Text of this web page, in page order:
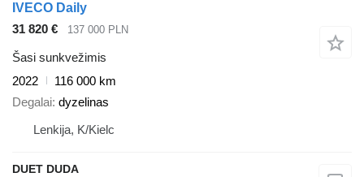
IVECO Daily
31 820 €
137 000 PLN
Šasi sunkvežimis
2022
116 000 km
Degalai dyzelinas
Lenkija, K/Kielc
DUET DUDA